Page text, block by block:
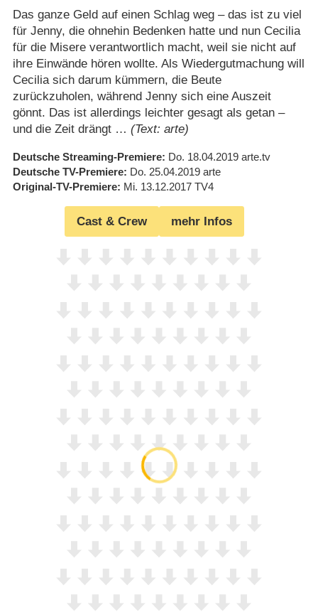
Das ganze Geld auf einen Schlag weg – das ist zu viel
für Jenny, die ohnehin Bedenken hatte und nun Cecilia
für die Misere verantwortlich macht, weil sie nicht auf
ihre Einwände hören wollte. Als Wiedergutmachung will
Cecilia sich darum kümmern, die Beute
zurückzuholen, während Jenny sich eine Auszeit
gönnt. Das ist allerdings leichter gesagt als getan –
und die Zeit drängt … (Text: arte)
Deutsche Streaming-Premiere Do. 18.04.2019 arte.tv
Deutsche TV-Premiere Do. 25.04.2019 arte
Original-TV-Premiere Mi. 13.12.2017 TV4
Cast & Crew mehr Infos